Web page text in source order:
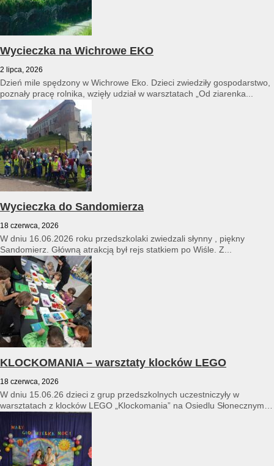
Wycieczka na Wichrowe EKO
2 lipca, 2026
Dzień mile spędzony w Wichrowe Eko. Dzieci zwiedziły gospodarstwo,
poznały pracę rolnika, wzięły udział w warsztatach „Od ziarenka...
Wycieczka do Sandomierza
18 czerwca, 2026
W dniu 16.06.2026 roku przedszkolaki zwiedzali słynny , piękny
Sandomierz. Główną atrakcją był rejs statkiem po Wiśle. Z...
KLOCKOMANIA – warsztaty klocków LEGO
18 czerwca, 2026
W dniu 15.06.26 dzieci z grup przedszkolnych uczestniczyły w
warsztatach z klocków LEGO „Klockomania” na Osiedlu Słonecznym